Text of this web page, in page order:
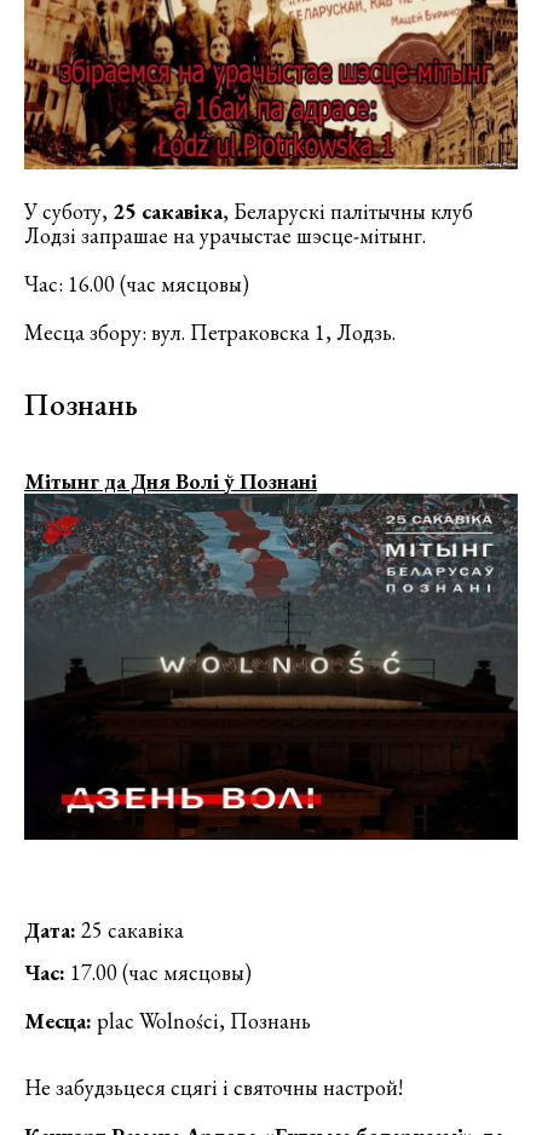
У суботу, 25 сакавіка, Беларускі палітычны клуб
Лодзі запрашае на урачыстае шэсце-мітынг.
Час: 16.00 (час мясцовы)
Месца збору: вул. Петраковска 1, Лодзь.
Познань
Мітынг да Дня Волі ў Познані
Дата: 25 сакавіка
Час: 17.00 (час мясцовы)
Месца: plac Wolności, Познань
Не забудзьцеся сцягі і святочны настрой!